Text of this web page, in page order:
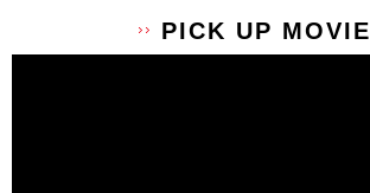
PICK UP MOVIE